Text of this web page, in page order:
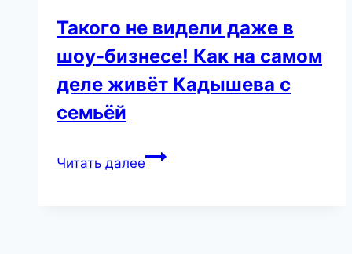
Такого не видели даже в
шоу-бизнесе! Как на самом
деле живёт Кадышева с
семьёй
Читать далееТакого